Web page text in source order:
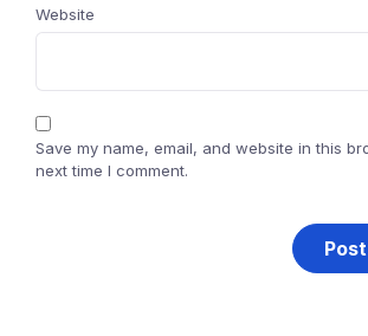
Website
Save my name, email, and website in this
next time I comment.